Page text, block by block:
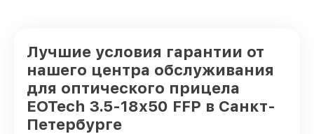
Лучшие условия гарантии от
нашего центра обслуживания
для оптического прицела
EOTech 3.5-18x50 FFP в Санкт-
Петербурге